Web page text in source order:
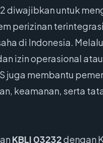
diwajibkan untuk
perizinan
di Indonesia.
izin operasional atau
juga membantu
keamanan, serta
KBLI 03232dengan